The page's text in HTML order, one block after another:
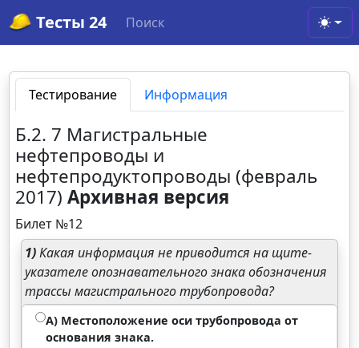
Тесты 24 Поиск
Тестирование Информация
Б.2. 7 Магистральные
нефтепроводы и
нефтепродуктопроводы (февраль
2017)Архивная версия
Билет №12
1)Какая информация не приводится на щите-
указателе опознавательного знака обозначения
трассы магистрального трубопровода?
А) Местоположение оси трубопровода от
основания знака.